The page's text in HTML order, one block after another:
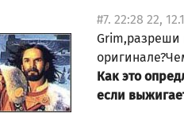
#7. 22:28 22,
Grim,разреши
Как это
если